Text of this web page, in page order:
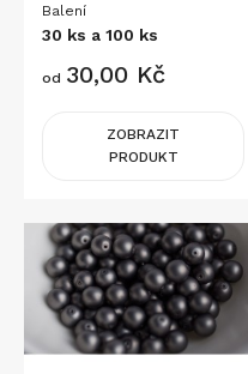
Balení
30 ks a 100 ks
Cena
od 30,00 Kč
ZOBRAZIT
PRODUKT